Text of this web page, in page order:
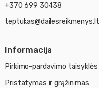
+370 699 30438
teptukas@dailesreikmenys.lt
Informacija
Pirkimo-pardavimo taisyklės
Pristatymas ir grąžinimas